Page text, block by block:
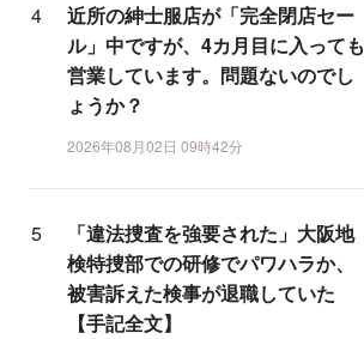
近所の紳士服店が「完全閉店セー
ル」中ですが、4カ月目に入っても
営業しています。問題ないのでし
ょうか？
2026年08月02日 09時42分
「違法捜査を強要された」大阪地
検特捜部での研修でパワハラか、
被害訴えた検事が退職していた
【手記全文】